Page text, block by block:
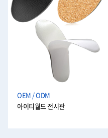
OEM / ODM
아이티월드 전시관